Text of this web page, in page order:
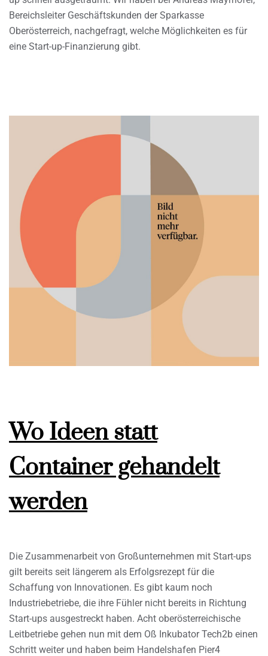
Bereichsleiter Geschäftskunden der Sparkasse
Oberösterreich, nachgefragt, welche Möglichkeiten es für
eine Start-up-Finanzierung gibt.
Wo Ideen statt
Container gehandelt
werden
Die Zusammenarbeit von Großunternehmen mit Start-ups
gilt bereits seit längerem als Erfolgsrezept für die
Schaffung von Innovationen. Es gibt kaum noch
Industriebetriebe, die ihre Fühler nicht bereits in Richtung
Start-ups ausgestreckt haben. Acht oberösterreichische
Leitbetriebe gehen nun mit dem Oß Inkubator Tech2b einen
Schritt weiter und haben beim Handelshafen Pier4